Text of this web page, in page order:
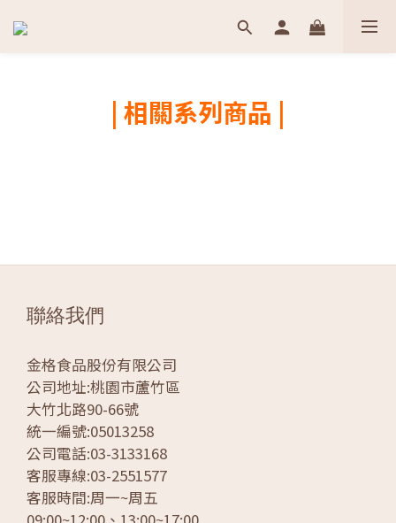
| 相關系列商品 |
聯絡我們
金格食品股份有限公司
公司地址:桃園市蘆竹區
大竹北路90-66號
統一編號:05013258
公司電話:03-3133168
客服專線:03-2551577
客服時間:周一~周五